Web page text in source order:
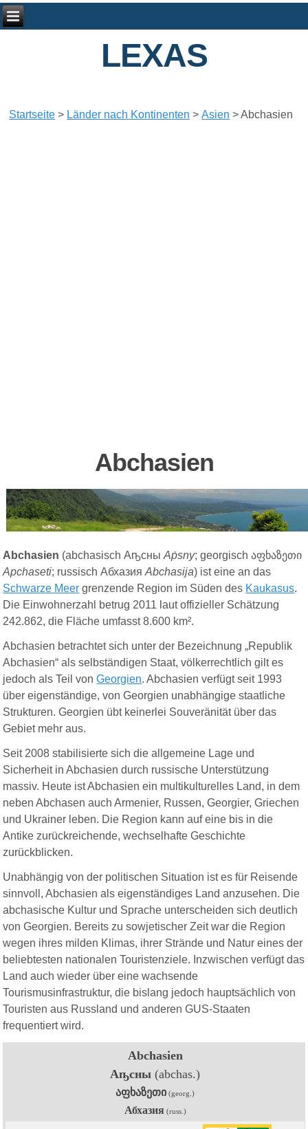
LEXAS
Startseite > Länder nach Kontinenten >Asien >Abchasien
Abchasien
Abchasien (abchasisch Аҧсны Aṗsny;georgisch აფხაზეთი
Apchaseti; russisch Абхазия Abchasija) ist eine an das
Schwarze Meer grenzende Region im Süden des Kaukasus.
Die Einwohnerzahl betrug 2011 laut offizieller Schätzung
242.862, die Fläche umfasst 8.600 km².
Abchasien betrachtet sich unter der Bezeichnung „Republik
Abchasien“ als selbständigen Staat, völkerrechtlich gilt es
jedoch als Teil vonGeorgien. Abchasien verfügt seit 1993
über eigenständige, von Georgien unabhängige staatliche
Strukturen. Georgien übt keinerlei Souveränität über das
Gebiet mehr aus.
Seit 2008 stabilisierte sich die allgemeine Lage und
Sicherheit in Abchasien durch russische Unterstützung
massiv. Heute ist Abchasien ein multikulturelles Land, in dem
neben Abchasen auch Armenier, Russen, Georgier, Griechen
und Ukrainer leben. Die Region kann auf eine bis in die
Antike zurückreichende, wechselhafte Geschichte
zurückblicken.
Unabhängig von der politischen Situation ist es für Reisende
sinnvoll, Abchasien als eigenständiges Land anzusehen. Die
abchasische Kultur und Sprache unterscheiden sich deutlich
von Georgien. Bereits zu sowjetischer Zeit war die Region
wegen ihres milden Klimas, ihrer Strände und Natur eines der
beliebtesten nationalen Touristenziele. Inzwischen verfügt das
Land auch wieder über eine wachsende
Tourismusinfrastruktur, die bislang jedoch hauptsächlich von
Touristen aus Russland und anderen GUS-Staaten
frequentiert wird.
Abchasien
Аҧсны (abchas.)
აფხაზეთი (georg.)
Абхазия (russ.)